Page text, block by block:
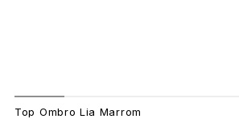
Top Ombro Lia Marrom